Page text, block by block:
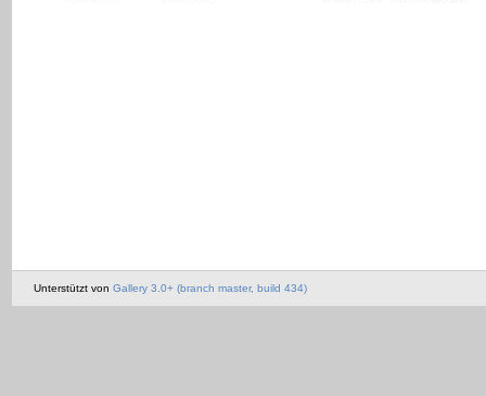
Unterstützt von Gallery 3.0+ (branch master, build 434)